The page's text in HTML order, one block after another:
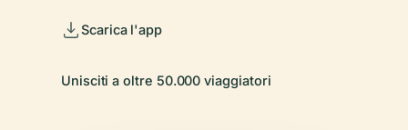
Scarica l'app
Unisciti a oltre 50.000 viaggiatori